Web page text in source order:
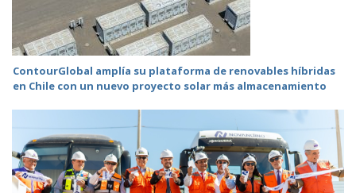
ContourGlobal amplía su plataforma de renovables híbridas
en Chile con un nuevo proyecto solar más almacenamiento